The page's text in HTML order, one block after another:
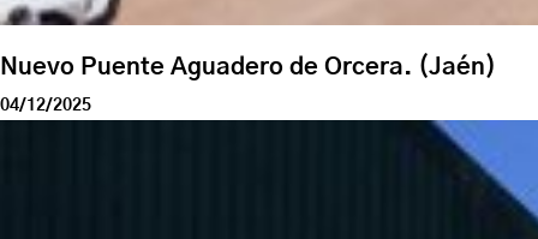
Nuevo Puente Aguadero de Orcera. (Jaén)
04/12/2025